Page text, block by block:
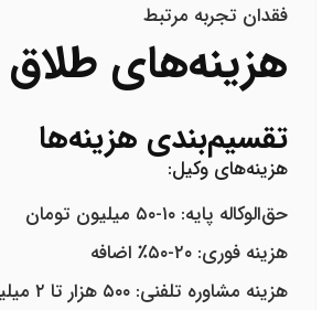
فقدان تجربه مرتبط
هزینه‌های
تقسیم‌بندی هزینه‌ها
هزینه‌های وکیل:
حق‌الوکاله پایه: ۱۰-۵۰ میلیون تومان
هزینه فوری: ۲۰-۵۰٪ اضافه
هزینه مشاوره تلفنی: ۵۰۰ هزار تا ۲ میلیون تومان